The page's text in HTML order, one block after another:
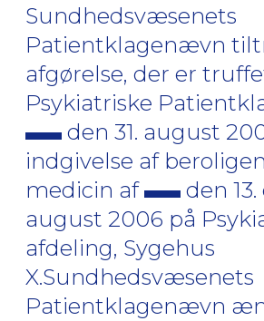
Sundhedsvæsenets
Patientklagenævn
afgørelse, der er
Psykiatriske
den 31. august
indgivelse af
medicin af
den 13.
august 2006 på
afdeling, Sygehus
X.Sundhedsvæsenets
Patientklagenævn